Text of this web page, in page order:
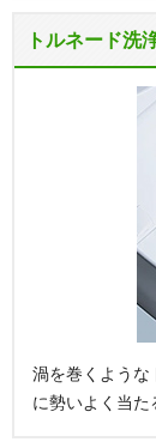
トルネード洗
渦を巻くような
に勢いよく当た